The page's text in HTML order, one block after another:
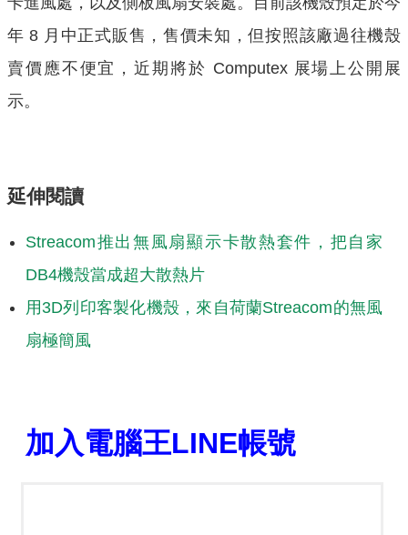
年 8 月中正式販售，售價未知，但按照該廠過往機殼
賣價應不便宜，近期將於 Computex 展場上公開展
示。
延伸閱讀
Streacom推出無風扇顯示卡散熱套件，把自家
DB4機殼當成超大散熱片
用3D列印客製化機殼，來自荷蘭Streacom的無風
扇極簡風
加入電腦王LINE帳號